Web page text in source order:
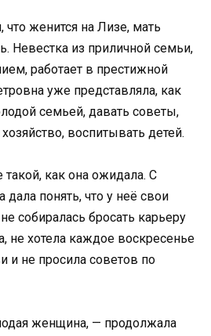
что женится на Лизе, мать
Невестка из приличной семьи,
работает в престижной
уже представляла, как
семьей, давать советы,
воспитывать детей.
такой, как она ожидала. С
дала понять, что у неё свои
собиралась бросать карьеру
не хотела каждое воскресенье
и не просила советов по
женщина, — продолжала